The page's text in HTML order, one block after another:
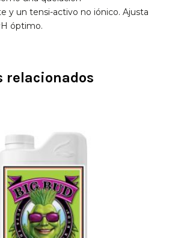
y un tensi-activo no iónico. Ajusta
óptimo.
relacionados